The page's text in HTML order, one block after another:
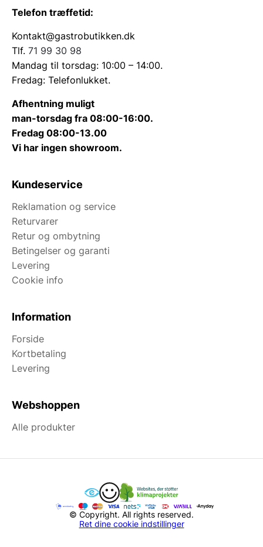
Telefon træffetid:
Kontakt@gastrobutikken.dk
Tlf. 71 99 30 98
Mandag til torsdag: 10:00 – 14:00.
Fredag: Telefonlukket.
Afhentning muligt
man-torsdag fra 08:00-16:00.
Fredag 08:00-13.00
Vi har ingen showroom.
Kundeservice
Reklamation og service
Returvarer
Retur og ombytning
Betingelser og garanti
Levering
Cookie info
Information
Forside
Kortbetaling
Levering
Webshoppen
Alle produkter
© Copyright. All rights reserved.
Ret dine cookie indstillinger